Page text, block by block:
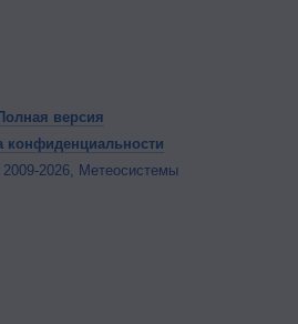
Полная версия
конфиденциальности
2026, Метеосистемы